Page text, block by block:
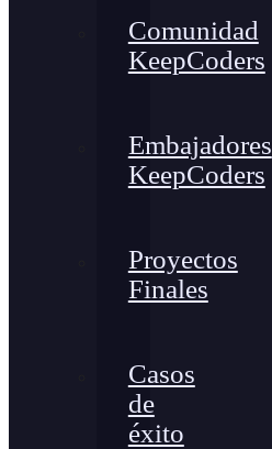
Comunidad
KeepCoders
Embajadores
KeepCoders
Proyectos
Finales
Casos
de
éxito